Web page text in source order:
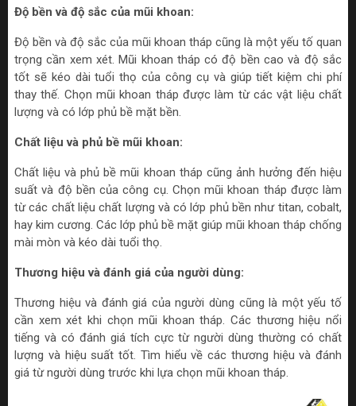
Độ bền và độ sắc của mũi khoan:
Độ bền và độ sắc của mũi khoan tháp cũng là một yếu tố quan
trọng cần xem xét. Mũi khoan tháp có độ bền cao và độ sắc
tốt sẽ kéo dài tuổi thọ của công cụ và giúp tiết kiệm chi phí
thay thế. Chọn mũi khoan tháp được làm từ các vật liệu chất
lượng và có lớp phủ bề mặt bền.
Chất liệu và phủ bề mũi khoan:
Chất liệu và phủ bề mũi khoan tháp cũng ảnh hưởng đến hiệu
suất và độ bền của công cụ. Chọn mũi khoan tháp được làm
từ các chất liệu chất lượng và có lớp phủ bền như titan, cobalt,
hay kim cương. Các lớp phủ bề mặt giúp mũi khoan tháp chống
mài mòn và kéo dài tuổi thọ.
Thương hiệu và đánh giá của người dùng:
Thương hiệu và đánh giá của người dùng cũng là một yếu tố
cần xem xét khi chọn mũi khoan tháp. Các thương hiệu nổi
tiếng và có đánh giá tích cực từ người dùng thường có chất
lượng và hiệu suất tốt. Tìm hiểu về các thương hiệu và đánh
giá từ người dùng trước khi lựa chọn mũi khoan tháp.